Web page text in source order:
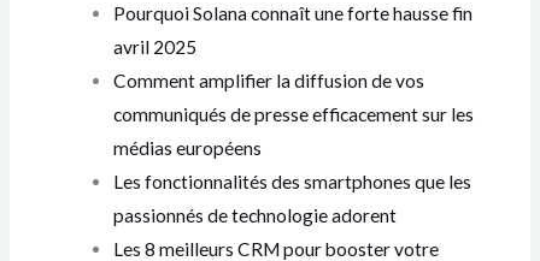
Pourquoi Solana connaît une forte hausse fin
avril 2025
Comment amplifier la diffusion de vos
communiqués de presse efficacement sur les
médias européens
Les fonctionnalités des smartphones que les
passionnés de technologie adorent
Les 8 meilleurs CRM pour booster votre